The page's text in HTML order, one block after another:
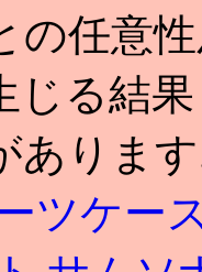
の任意
じる結
ありま
ツケー